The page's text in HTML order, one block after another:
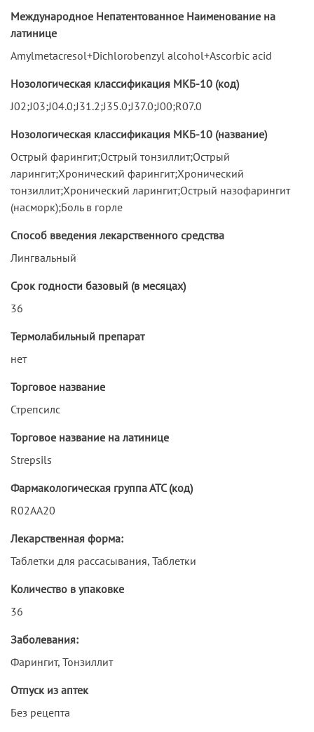
Международное Непатентованное Наименование на
латинице
Amylmetacresol+Dichlorobenzyl alcohol+Ascorbic acid
Нозологическая классификация МКБ-10 (код)
J02;J03;J04.0;J31.2;J35.0;J37.0;J00;R07.0
Нозологическая классификация МКБ-10 (название)
Острый фарингит;Острый тонзиллит;Острый
ларингит;Хронический фарингит;Хронический
тонзиллит;Хронический ларингит;Острый назофарингит
(насморк);Боль в горле
Способ введения лекарственного средства
Лингвальный
Срок годности базовый (в месяцах)
36
Термолабильный препарат
нет
Торговое название
Стрепсилс
Торговое название на латинице
Strepsils
Фармакологическая группа АТС (код)
R02AA20
Лекарственная форма:
Таблетки для рассасывания, Таблетки
Количество в упаковке
36
Заболевания:
Фарингит, Тонзиллит
Отпуск из аптек
Без рецепта